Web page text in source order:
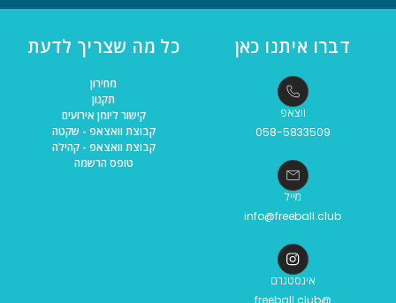
דברו איתנו כאן
ווצאפ
058-5833509
מייל
info@freeball.club
אינסטגרם
@freeball.club
כל מה שצריך לדעת
מחירון
תקנון
קישור ליומן אירועים
קבוצת וואצאפ - שקטה
קבוצת וואצאפ - קהילה
טופס הרשמה